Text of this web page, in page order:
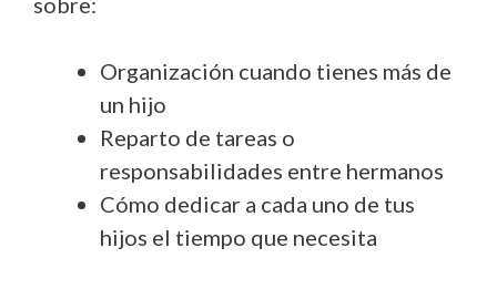
Organización cuando tienes más de
un hijo
Reparto de tareas o
responsabilidades entre hermanos
Cómo dedicar a cada uno de tus
hijos el tiempo que necesita